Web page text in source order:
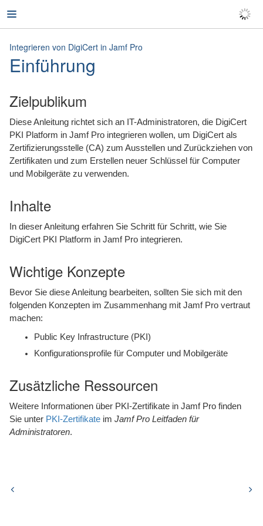
Integrieren von DigiCert in Jamf Pro
Einführung
Überblick
Integrieren von DigiCert in Jamf Pro
Zurückziehen von DigiCert Zertifikaten
DigiCert Zertifikaten
Ersetzen einer DigiCert Zertifizierungsstelle
Ein DigiCert Zertifikat erneuern
Löschen einer DigiCert CA
Integrieren von DigiCert in Jamf Pro
Einführung
Zielpublikum
Diese Anleitung richtet sich an IT-Administratoren, die DigiCert
PKI Platform in Jamf Pro integrieren wollen, um DigiCert als
Zertifizierungsstelle (CA) zum Ausstellen und Zurückziehen von
Zertifikaten und zum Erstellen neuer Schlüssel für Computer
und Mobilgeräte zu verwenden.
Inhalte
In dieser Anleitung erfahren Sie Schritt für Schritt, wie Sie
DigiCert PKI Platform in Jamf Pro integrieren.
Wichtige Konzepte
Bevor Sie diese Anleitung bearbeiten, sollten Sie sich mit den
folgenden Konzepten im Zusammenhang mit Jamf Pro vertraut
machen:
Public Key Infrastructure (PKI)
Konfigurationsprofile für Computer und Mobilgeräte
Zusätzliche Ressourcen
Weitere Informationen über PKI-Zertifikate in Jamf Pro finden
Sie unter PKI-Zertifikate im Jamf Pro Leitfaden für
Administratoren.